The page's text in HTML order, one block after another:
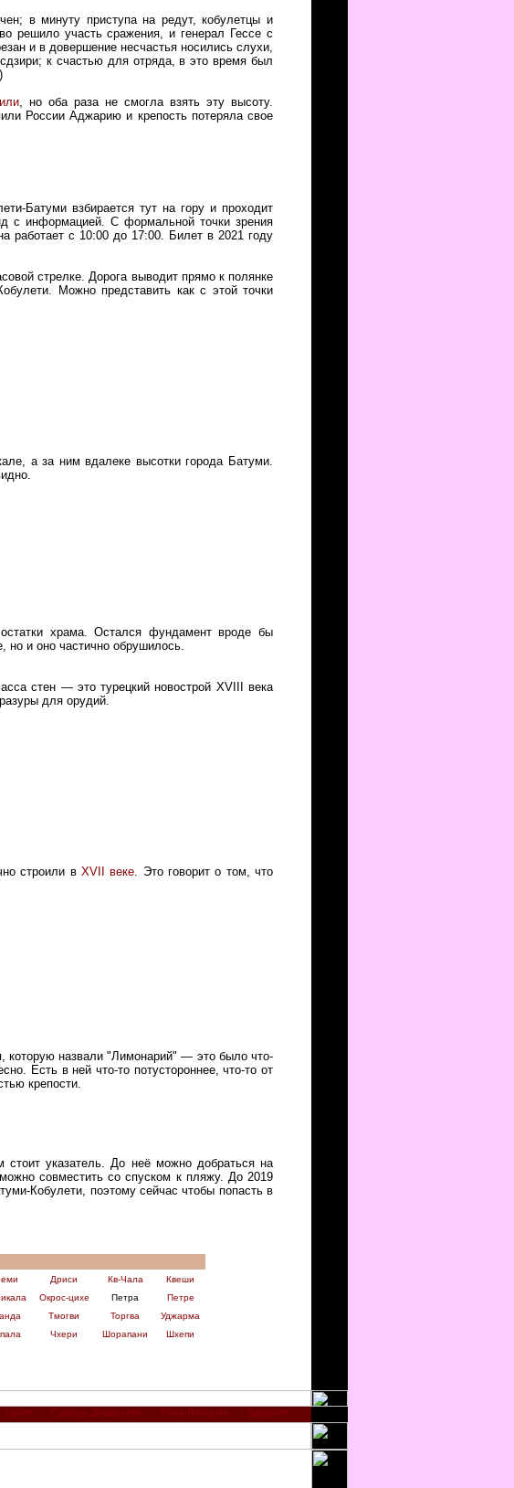
в минуту приступа на редут, кобулетцы и
решило участь сражения, и генерал Гессе с
и в довершение несчастья носились слухи,
к счастью для отряда, в это время был
)
, но оба раза не смогла взять эту высоту.
России Аджарию и крепость потеряла свое
Батуми взбирается тут на гору и проходит
с информацией. С формальной точки зрения
работает с 10:00 до 17:00. Билет в 2021 году
стрелке. Дорога выводит прямо к полянке
Можно представить как с этой точки
а за ним вдалеке высотки города Батуми.
храма. Остался фундамент вроде бы
но и оно частично обрушилось.
стен — это турецкий новострой XVIII века
для орудий.
строили в XVII веке. Это говорит о том, что
которую назвали "Лимонарий" — это было что-
Есть в ней что-то потустороннее, что-то от
крепости.
указатель. До неё можно добраться на
совместить со спуском к пляжу. До 2019
Кобулети, поэтому сейчас чтобы попасть в
Дриси Кв-Чала
Квеши
Окрос-цихе Петра
Петре
Тмогви Торгва
Уджарма
Чхери Шорапани Шхепи
Гурия Самцхе-Джавахети Рача-Лечхуми Аджария